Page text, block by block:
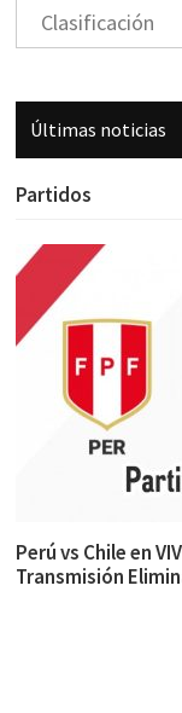
Clasificación
Últimas noticias
Partidos
Perú vs Chile en
Transmisión